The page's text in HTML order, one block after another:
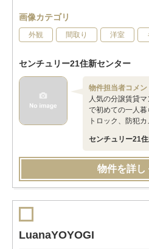
画像カテゴリ
外観 間取り 洋室
センチュリー21住新センター
物件担当者コメン
人気の分譲賃貸
で初めての一人
トロック、防犯
センチュリー21
物件を詳し
LuanaYOYOGI